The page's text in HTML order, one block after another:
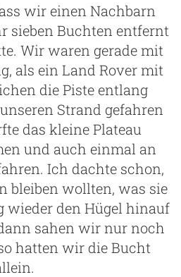
wir einen Nachbarn
sieben Buchten entfernt
Wir waren gerade mit
als ein Land Rover mit
die Piste entlang
Strand gefahren
das kleine Plateau
und auch einmal an
Ich dachte schon,
bleiben wollten, was sie
wieder den Hügel hinauf
sahen wir nur noch
hatten wir die Bucht